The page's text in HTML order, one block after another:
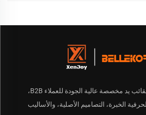
تُقدِّم XenJoy حقائب يد مخصصة عالية الجودة للعملاء B2B،
الخبرة، التصاميم الأصلية، والأساليب